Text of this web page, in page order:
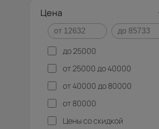
Цена
до 25000
от 25000 до 40000
от 40000 до 80000
от 80000
Цены со скидкой